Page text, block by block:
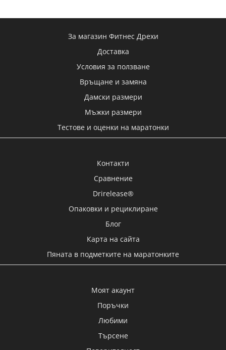
За магазин Фитнес Дрехи
Доставка
Условия за ползване
Връщане и замяна
Дамски размери
Мъжки размери
Тестове и оценки на маратонки
Контакти
Сравнение
Drirelease®
Опаковки и рециклиране
Блог
Карта на сайта
Пяната в подметките на маратонките
Моят акаунт
Поръчки
Любими
Търсене